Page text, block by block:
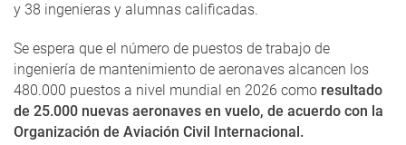
y 38 ingenieras y alumnas calificadas.
Se espera que el número de puestos de trabajo de
ingeniería de mantenimiento de aeronaves alcancen los
480.000 puestos a nivel mundial en 2026 como resultado
de 25.000 nuevas aeronaves en vuelo, de acuerdo con la
Organización de Aviación Civil Internacional.